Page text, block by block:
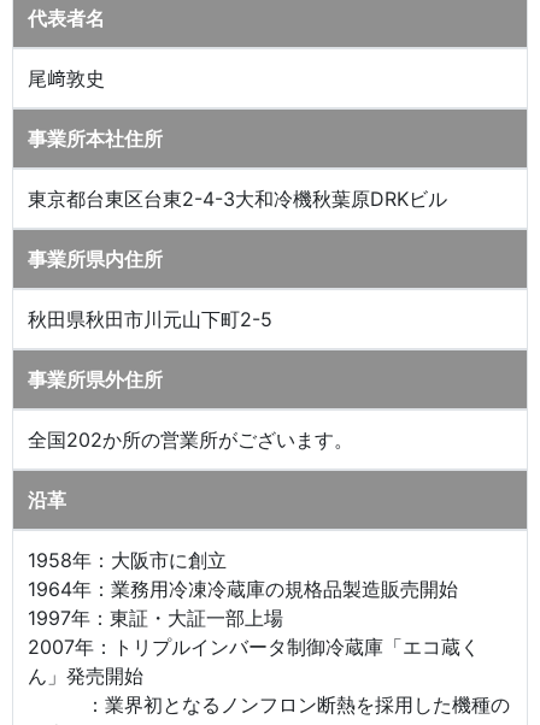
代表者名
尾﨑敦史
事業所本社住所
東京都台東区台東2-4-3大和冷機秋葉原DRKビル
事業所県内住所
秋田県秋田市川元山下町2-5
事業所県外住所
全国202か所の営業所がございます。
沿革
1958年：大阪市に創立
1964年：業務用冷凍冷蔵庫の規格品製造販売開始
1997年：東証・大証一部上場
2007年：トリプルインバータ制御冷蔵庫「エコ蔵く
ん」発売開始
：業界初となるノンフロン断熱を採用した機種の